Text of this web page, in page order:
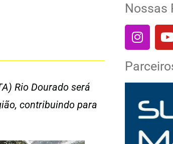
Rio Dourado será
contribuindo para
Nossas